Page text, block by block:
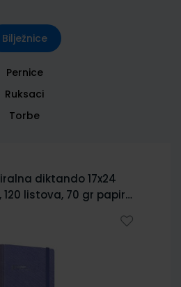
Bilježnice
Pernice
Ruksaci
Torbe
diktando 17x24
listova, 70 gr papir